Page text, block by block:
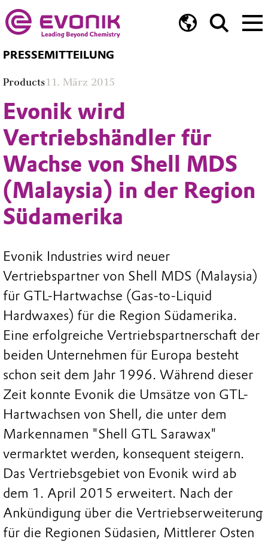
PRESSEMITTEILUNG
Products11. März 2015
Evonik wird
Vertriebshändler für
Wachse von Shell MDS
(Malaysia) in der Region
Südamerika
Evonik Industries wird neuer
Vertriebspartner von Shell MDS (Malaysia)
für GTL-Hartwachse (Gas-to-Liquid
Hardwaxes) für die Region Südamerika.
Eine erfolgreiche Vertriebspartnerschaft der
beiden Unternehmen für Europa besteht
schon seit dem Jahr 1996. Während dieser
Zeit konnte Evonik die Umsätze von GTL-
Hartwachsen von Shell, die unter dem
Markennamen "Shell GTL Sarawax"
vermarktet werden, konsequent steigern.
Das Vertriebsgebiet von Evonik wird ab
dem 1. April 2015 erweitert. Nach der
Ankündigung über die Vertriebserweiterung
für die Regionen Südasien, Mittlerer Osten